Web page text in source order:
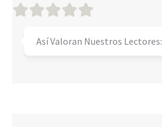
Así Valoran Nuestros Lectores: